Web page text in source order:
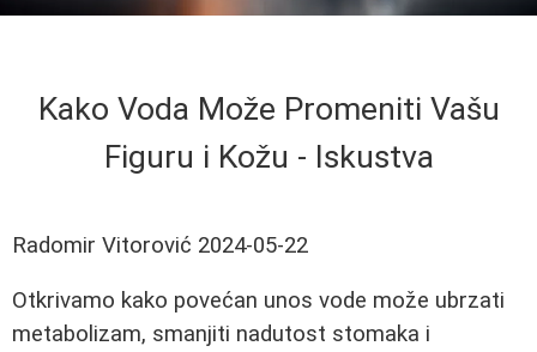
Kako Voda Može Promeniti Vašu
Figuru i Kožu - Iskustva
Radomir Vitorović 2024-05-22
Otkrivamo kako povećan unos vode može ubrzati
metabolizam, smanjiti nadutost stomaka i